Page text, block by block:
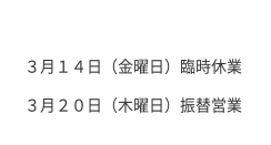
３月１４日（金曜日）臨時休業
３月２０日（木曜日）振替営業